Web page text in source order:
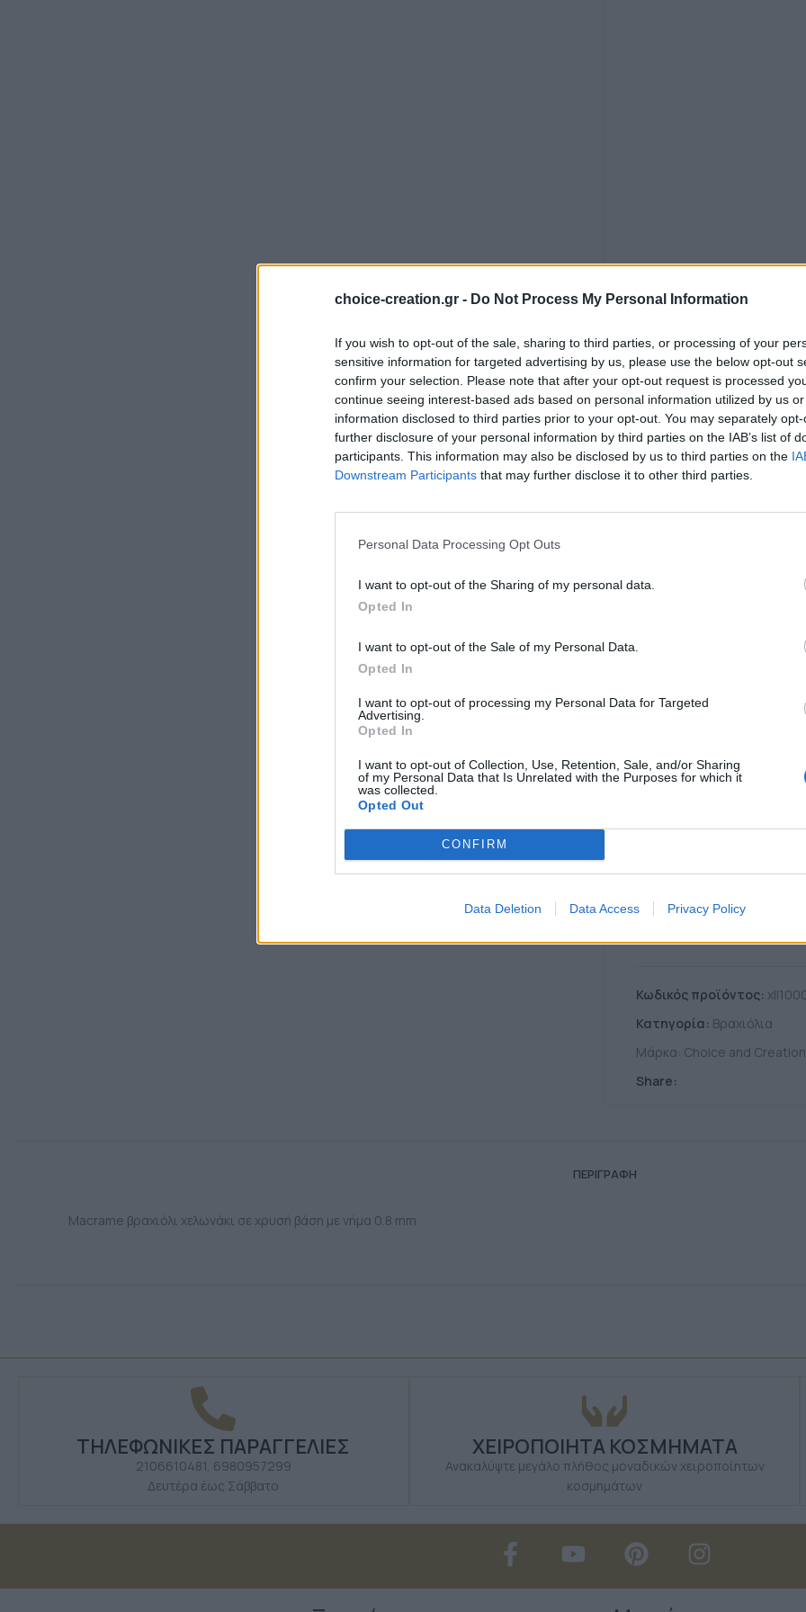
choice-creation.gr - Do Not Process My Personal Information
If you wish to opt-out of the sale, sharing to third parties, or processing of your
sensitive information for targeted advertising by us, please use the below opt-out
confirm your selection. Please note that after your opt-out request is processed
continue seeing interest-based ads based on personal information utilized by us
information disclosed to third parties prior to your opt-out. You may separately
further disclosure of your personal information by third parties on the IAB’s list of
participants. This information may also be disclosed by us to third parties on the
Downstream Participants that may further disclose it to other third parties.
Personal Data Processing Opt Outs
I want to opt-out of the Sharing of my personal data.
Opted In
I want to opt-out of the Sale of my Personal Data.
Opted In
I want to opt-out of processing my Personal Data for Targeted
Advertising.
Opted In
I want to opt-out of Collection, Use, Retention, Sale, and/or Sharing
of my Personal Data that Is Unrelated with the Purposes for which it
was collected.
Opted Out
CONFIRM
Data Deletion Data Access Privacy Policy
Σύγκριση
+ Λίστα
Κωδικός προϊόντος:
Κατηγορία: Βραχιόλια
Μάρκα: Choice and Creation
Share:
ΠΕΡΙΓΡΑΦΉ
Macrame βραχιόλι χελωνάκι σε χρυσή βάση με νήμα 0.8 mm
ΤΗΛΕΦΩΝΙΚΕΣ ΠΑΡΑΓΓΕΛΙΕΣ
2106610481, 6980957299
Δευτέρα έως Σάββατο
ΧΕΙΡΟΠΟΙΗΤΑ ΚΟΣΜΗΜΑΤΑ
Ανακαλύψτε μεγάλο πλήθος μοναδικών χειροποίητων
κοσμημάτων